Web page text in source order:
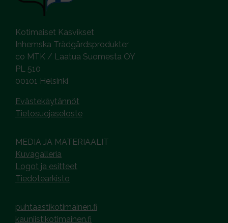
Kotimaiset Kasvikset
Inhemska Trädgårdsprodukter
co MTK / Laatua Suomesta OY
PL 510
00101 Helsinki
Evästekäytännöt
Tietosuojaseloste
MEDIA JA MATERIAALIT
Kuvagalleria
Logot ja esitteet
Tiedotearkisto
puhtaastikotimainen.fi
kauniistikotimainen.fi